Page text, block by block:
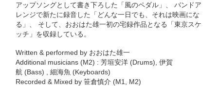
アップソングとして書き下ろした「風のペダル」、 バンドア
レンジで新たに録音した「どんな一日でも、それは映画にな
る」、 そして、おおはた雄一初の宅録作品となる「東京スケ
ッチ」を収録している。
Written & performed by おおはた雄一
Additional musicians (M2) : 芳垣安洋 (Drums), 伊賀
航 (Bass) , 細海魚 (Keyboards)
Recorded & Mixed by 笹倉慎介 (M1, M2)